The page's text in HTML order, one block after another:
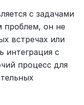
с задачами
проблем, он не
встречах или
интеграция с
процесс для